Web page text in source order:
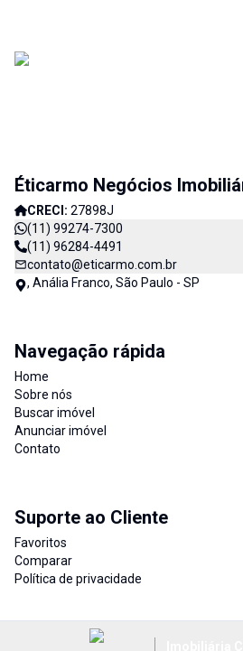
Éticarmo Negócios
CRECI: 27898J
(11) 99274-7300
(11) 96284-4491
contato@eticarmo.com.br
, Anália Franco, São Paulo - SP
Navegação rápida
Home
Sobre nós
Buscar imóvel
Anunciar imóvel
Contato
Suporte ao Cliente
Favoritos
Comparar
Política de privacidade